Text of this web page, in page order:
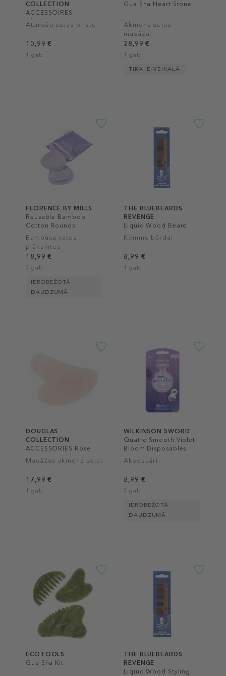
COLLECTION
ACCESSOIRES
Cleansing Duo Face
Attīroša sejas birste
10,99 €
1 gab.
Gua Sha Heart Stone
Akmens sejas
masāžai
28,99 €
1 gab.
TIKAI E-VEIKALĀ
FLORENCE BY MILLS
Reusable Bamboo
Cotton Rounds
Bambusa vates
plāksnītes
18,99 €
3 gab.
IEROBEŽOTĀ
DAUDZUMĀ
THE BLUEBEARDS
REVENGE
Liquid Wood Beard
and Mo' Comb Small
Ķemme bārdai
8,99 €
1 gab.
DOUGLAS
COLLECTION
ACCESSORIES Rose
Quartz Gua Sha
Masāžas akmens sejai
17,99 €
1 gab.
WILKINSON SWORD
Quatro Smooth Violet
Bloom Disposables
Female
Aksesuāri
8,99 €
3 gab.
IEROBEŽOTĀ
DAUDZUMĀ
ECOTOOLS
Gua Sha Kit
THE BLUEBEARDS
REVENGE
Liquid Wood Styling